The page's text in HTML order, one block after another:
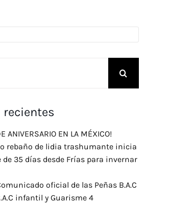
recientes
ANIVERSARIO EN LA MÉXICO!
rebaño de lidia trashumante inicia
de 35 días desde Frías para invernar
oficial de las Peñas B.A.C
infantil y Guarisme 4